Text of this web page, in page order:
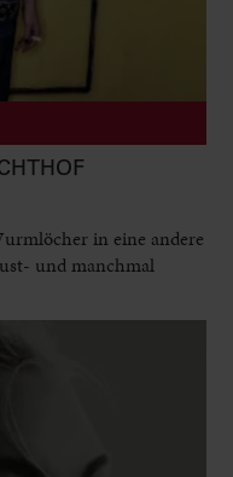
in eine andere
und manchmal